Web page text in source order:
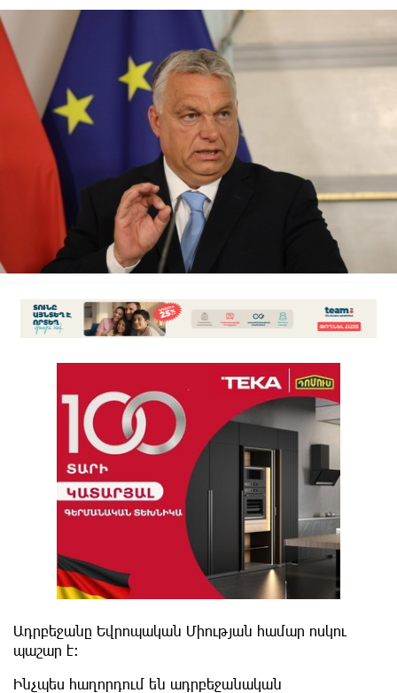
Ադրբեջանը Եվրոպական Միության համար ոսկու
պաշար է:
Ինչպես հաղորդում են ադրբեջանական